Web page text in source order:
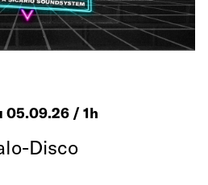
05.09.26 / 1h
Disco